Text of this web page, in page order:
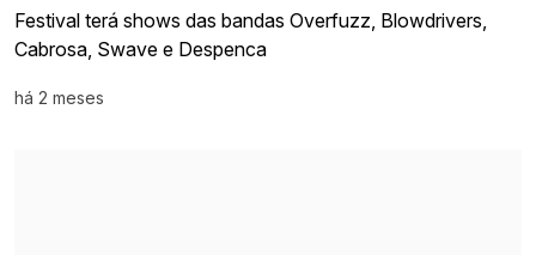
Festival terá shows das bandas Overfuzz, Blowdrivers,
Cabrosa, Swave e Despenca
há 2 meses